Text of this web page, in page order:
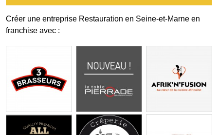
Créer une entreprise Restauration en Seine-et-Marne en
franchise avec :